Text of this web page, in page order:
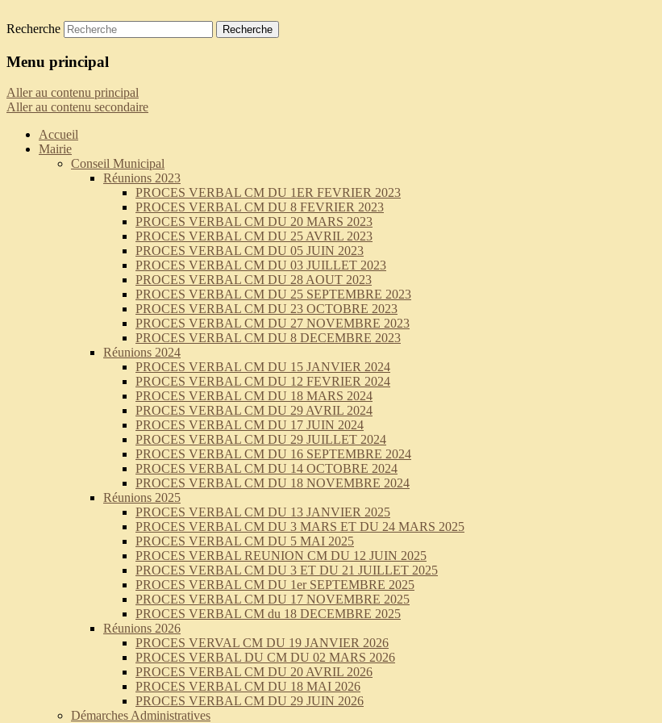
Saint-Pierre-de-Curtille
Recherche
Menu principal
Aller au contenu principal
Aller au contenu secondaire
Accueil
Mairie
Conseil Municipal
Réunions 2023
PROCES VERBAL CM DU 1ER FEVRIER 2023
PROCES VERBAL CM DU 8 FEVRIER 2023
PROCES VERBAL CM DU 20 MARS 2023
PROCES VERBAL CM DU 25 AVRIL 2023
PROCES VERBAL CM DU 05 JUIN 2023
PROCES VERBAL CM DU 03 JUILLET 2023
PROCES VERBAL CM DU 28 AOUT 2023
PROCES VERBAL CM DU 25 SEPTEMBRE 2023
PROCES VERBAL CM DU 23 OCTOBRE 2023
PROCES VERBAL CM DU 27 NOVEMBRE 2023
PROCES VERBAL CM DU 8 DECEMBRE 2023
Réunions 2024
PROCES VERBAL CM DU 15 JANVIER 2024
PROCES VERBAL CM DU 12 FEVRIER 2024
PROCES VERBAL CM DU 18 MARS 2024
PROCES VERBAL CM DU 29 AVRIL 2024
PROCES VERBAL CM DU 17 JUIN 2024
PROCES VERBAL CM DU 29 JUILLET 2024
PROCES VERBAL CM DU 16 SEPTEMBRE 2024
PROCES VERBAL CM DU 14 OCTOBRE 2024
PROCES VERBAL CM DU 18 NOVEMBRE 2024
Réunions 2025
PROCES VERBAL CM DU 13 JANVIER 2025
PROCES VERBAL CM DU 3 MARS ET DU 24 MARS 2025
PROCES VERBAL CM DU 5 MAI 2025
PROCES VERBAL REUNION CM DU 12 JUIN 2025
PROCES VERBAL CM DU 3 ET DU 21 JUILLET 2025
PROCES VERBAL CM DU 1er SEPTEMBRE 2025
PROCES VERBAL CM DU 17 NOVEMBRE 2025
PROCES VERBAL CM du 18 DECEMBRE 2025
Réunions 2026
PROCES VERVAL CM DU 19 JANVIER 2026
PROCES VERBAL DU CM DU 02 MARS 2026
PROCES VERBAL CM DU 20 AVRIL 2026
PROCES VERBAL CM DU 18 MAI 2026
PROCES VERBAL CM DU 29 JUIN 2026
Démarches Administratives